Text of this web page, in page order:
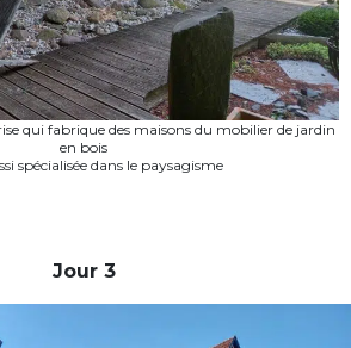
qui fabrique des maisons du mobilier de jardin
en bois
spécialisée dans le paysagisme
Jour 3